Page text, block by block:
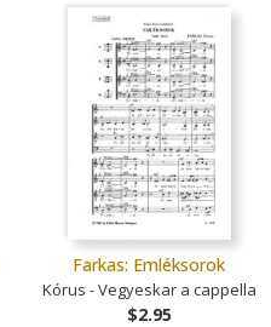
Farkas: Emléksorok
Kórus - Vegyeskar a cappella
$2.95